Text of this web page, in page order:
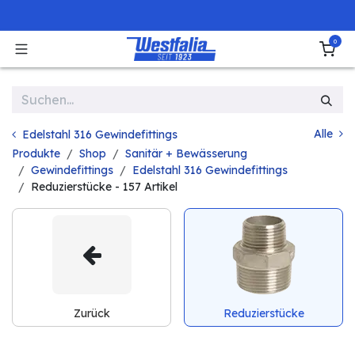
0
Edelstahl 316 Gewindefittings
Alle
Produkte
Shop
Sanitär + Bewässerung
Gewindefittings
Edelstahl 316 Gewindefittings
Reduzierstücke - 157 Artikel
Zurück Reduzierstücke